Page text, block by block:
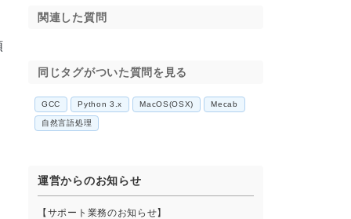
関連した質問
同じタグがついた質問を見る
GCC Python 3.x MacOS(OSX) Mecab
自然言語処理
運営からのお知らせ
【サポート業務のお知らせ】